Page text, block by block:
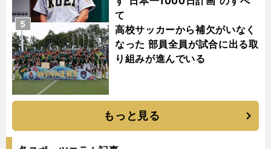
て
高校サッカーから補欠がいなく
なった 部員全員が試合に出る取
り組みが進んでいる
5
もっと見る